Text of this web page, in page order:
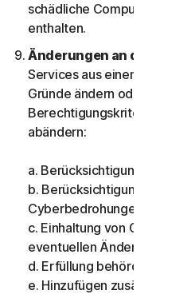
schädliche
enthalten.
Änderungen an den
Services aus einem oder
Gründe ändern oder
Berechtigungskriterien für
abändern:
a. Berücksichtigung
b. Berücksichtigung von
Cyberbedrohungen;
c. Einhaltung von Gesetzen
eventuellen Änderungen
d. Erfüllung behördlicher
e. Hinzufügen zusätzlicher